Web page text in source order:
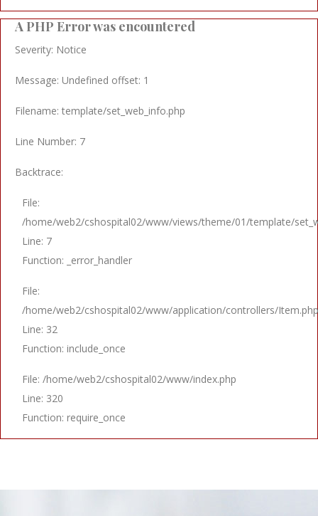
A PHP Error was encountered
Severity: Notice
Message: Undefined offset: 1
Filename: template/set_web_info.php
Line Number: 7
Backtrace:
File:
/home/web2/cshospital02/www/views/theme/01/template/
Line: 7
Function: _error_handler
File:
/home/web2/cshospital02/www/application/controllers/Item.php
Line: 32
Function: include_once
File: /home/web2/cshospital02/www/index.php
Line: 320
Function: require_once